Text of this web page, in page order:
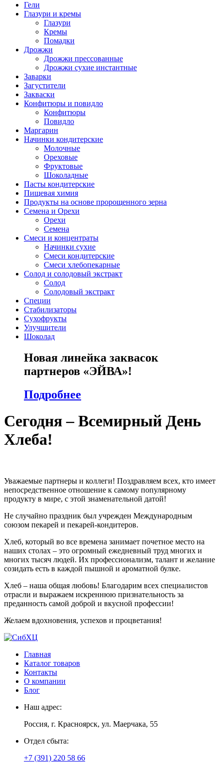
Гели
Глазури и кремы
Глазури
Кремы
Помадки
Дрожжи
Дрожжи прессованные
Дрожжи сухие инстантные
Заварки
Загустители
Закваски
Конфитюры и повидло
Конфитюры
Повидло
Маргарин
Начинки кондитерские
Молочные
Ореховые
Фруктовые
Шоколадные
Пасты кондитерские
Пищевая химия
Продукты на основе пророщенного зерна
Семена и Орехи
Орехи
Семена
Смеси и концентраты
Начинки сухие
Смеси кондитерские
Смеси хлебопекарные
Солод и солодовый экстракт
Солод
Солодовый экстракт
Специи
Стабилизаторы
Сухофрукты
Улучшители
Шоколад
Новая линейка заквасок
партнеров «ЭЙВА»!
Подробнее
Сегодня – Всемирный День
Хлеба!
Уважаемые партнеры и коллеги! Поздравляем всех, кто имеет
непосредственное отношение к самому популярному
продукту в мире, с этой знаменательной датой!
Не случайно праздник был учрежден Международным
союзом пекарей и пекарей-кондитеров.
Хлеб, который во все времена занимает почетное место на
наших столах – это огромный ежедневный труд многих и
многих тысяч людей. Их профессионализм, талант и желание
созидать есть в каждой пышной и ароматной булке.
Хлеб – наша общая любовь! Благодарим всех специалистов
отрасли и выражаем искреннюю признательность за
преданность самой доброй и вкусной профессии!
Желаем вдохновения, успехов и процветания!
Главная
Каталог товаров
Контакты
О компании
Блог
Наш адрес:
Россия, г. Красноярск, ул. Маерчака, 55
Отдел сбыта:
+7 (391) 220 58 66